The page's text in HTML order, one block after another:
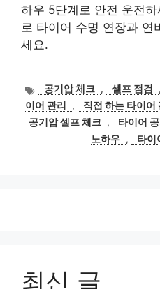
하우 5단계로 안전 운전
로 타이어 수명 연장과 연
세요.
태
그
공기압 체크 , 셀프 점검 ,
이어 관리
, 직접 하는 타이어
공기압 셀프 체크 , 타이어
노하우 , 타이
최신 글